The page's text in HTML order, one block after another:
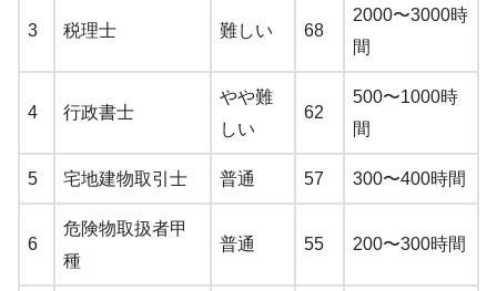
3 税理士 難しい 68
2000〜3000時
間
4 行政書士
やや難
しい
62
500〜1000時
間
5 宅地建物取引士 普通 57 300〜400時間
6
危険物取扱者甲
種
普通 55 200〜300時間